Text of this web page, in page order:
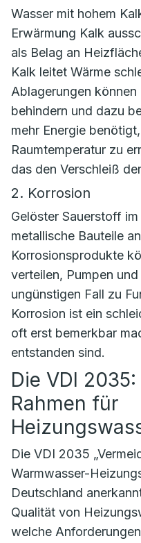
Wasser mit hohem
Erwärmung Kalk
als Belag an
Kalk leitet Wärme
Ablagerungen
behindern und dazu
mehr Energie
Raumtemperatur zu
das den Verschleiß
2. Korrosion
Gelöster Sauerstoff
metallische Bauteile
Korrosionsprodukte
verteilen, Pumpen
ungünstigen Fall zu
Korrosion ist ein
oft erst bemerkbar
entstanden sind.
Die VDI
Rahmen für
Die VDI 2035
Warmwasser-
Deutschland
Qualität von
welche